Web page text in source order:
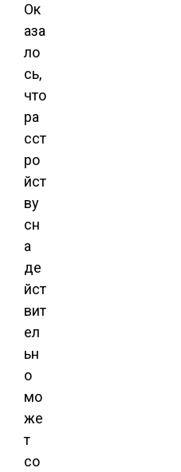
Ок
аза
ло
сь,
что
ра
сст
ро
йст
ву
сн
а
де
йст
вит
ел
ьн
о
мо
же
т
со